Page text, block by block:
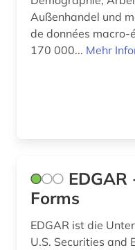
auktionspreis (1)
ausfalleffekt (1)
Außenhandel und
de données macro-
170 000... Mehr
EDGAR
Forms
EDGAR ist die
U.S. Securities and